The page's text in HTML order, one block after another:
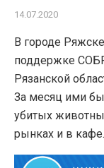
14.07.2020
В городе
поддержке
Рязанской
За месяц ими
убитых
рынках и в кафе.